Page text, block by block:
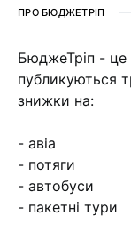
ПРО БЮДЖЕТРІП
БюджеТріп - це
публикуються
знижки на:
- авіа
- потяги
- автобуси
- пакетні тури